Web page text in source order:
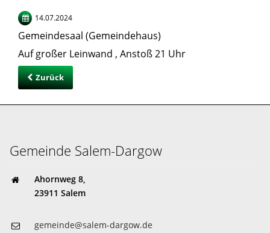
14.07.2024
Gemeindesaal (Gemeindehaus)
Auf großer Leinwand , Anstoß 21 Uhr
Zurück
Gemeinde Salem-Dargow
Ahornweg 8,
23911 Salem
gemeinde@salem-dargow.de